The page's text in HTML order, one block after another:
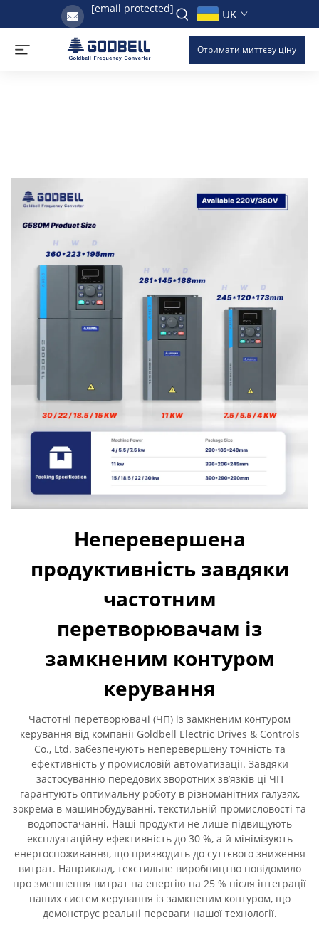
[email protected] UK
Отримати миттєву ціну
Неперевершена
продуктивність завдяки
частотним
перетворювачам із
замкненим контуром
керування
Частотні перетворювачі (ЧП) із замкненим контуром
керування від компанії Goldbell Electric Drives & Controls
Co., Ltd. забезпечують неперевершену точність та
ефективність у промисловій автоматизації. Завдяки
застосуванню передових зворотних зв’язків ці ЧП
гарантують оптимальну роботу в різноманітних галузях,
зокрема в машинобудуванні, текстильній промисловості та
водопостачанні. Наші продукти не лише підвищують
експлуатаційну ефективність до 30 %, а й мінімізують
енергоспоживання, що призводить до суттєвого зниження
витрат. Наприклад, текстильне виробництво повідомило
про зменшення витрат на енергію на 25 % після інтеграції
наших систем керування із замкненим контуром, що
демонструє реальні переваги нашої технології.